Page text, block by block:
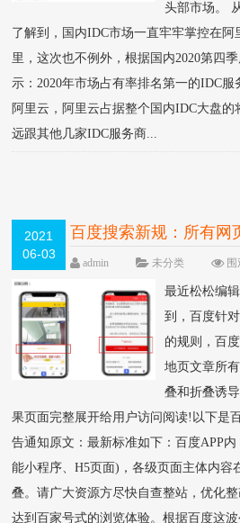
头部市场。
了解到，国内IDC市场一直牢牢掌控在
里，这次也不例外，根据国内2020第四
示：2020年市场占有率排名第一的IDC
阿里云，阿里云占据整个国内IDC大盘的
远跟其他几家IDC服务商...
2021
06-03
百度搜索新规：所有网
admin 未分类 围
最近松松编
到，百度针
的规则，百
地页文章所
叠和折叠诱
果页面完整展开给用户访问阅读!以下是
告通知原文：最新标准如下：百度APP
能小程序、H5页面)，各级页面主体内容
叠。请广大资源方尽快自查整站，优化
达到百家号式的浏览体验。根据百度这